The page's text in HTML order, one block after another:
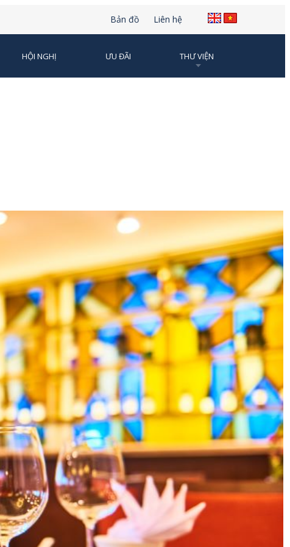
Bản đồ Liên hệ
HỘI NGHỊ ƯU ĐÃI THƯ VIỆN